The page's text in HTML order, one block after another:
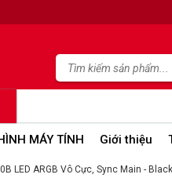
MÁY TÍNH Giới thiệu
LED ARGB Vô Cực, Sync Main - Black